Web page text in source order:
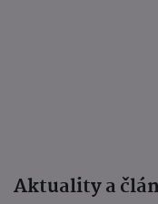
Aktuality a